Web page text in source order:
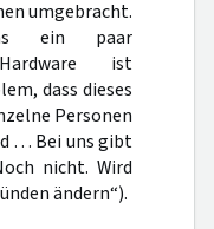
umgebracht.
ein paar
ist
dass dieses
Personen
… Bei uns gibt
nicht. Wird
ändern“).